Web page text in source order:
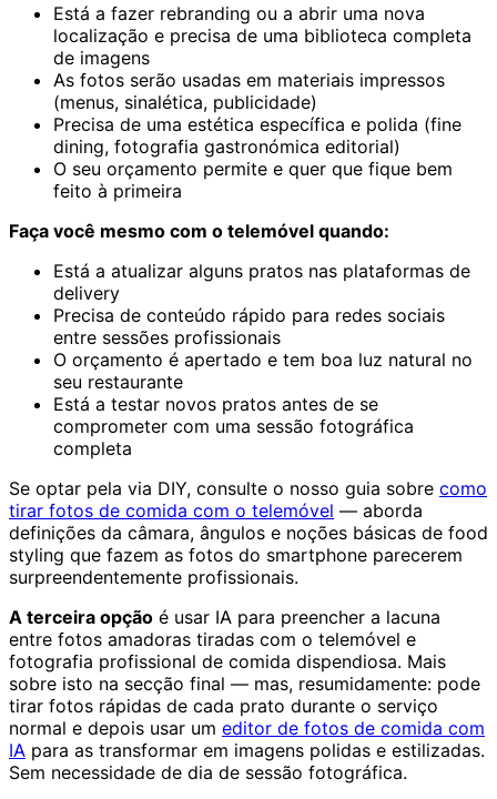
Está a fazer rebranding ou a abrir uma nova
localização e precisa de uma biblioteca completa
de imagens
As fotos serão usadas em materiais impressos
(menus, sinalética, publicidade)
Precisa de uma estética específica e polida (fine
dining, fotografia gastronómica editorial)
O seu orçamento permite e quer que fique bem
feito à primeira
Faça você mesmo com o telemóvel quando:
Está a atualizar alguns pratos nas plataformas de
delivery
Precisa de conteúdo rápido para redes sociais
entre sessões profissionais
O orçamento é apertado e tem boa luz natural no
seu restaurante
Está a testar novos pratos antes de se
comprometer com uma sessão fotográfica
completa
Se optar pela via DIY, consulte o nosso guia sobre como
tirar fotos de comida com o telemóvel — aborda
definições da câmara, ângulos e noções básicas de food
styling que fazem as fotos do smartphone parecerem
surpreendentemente profissionais.
A terceira opção é usar IA para preencher a lacuna
entre fotos amadoras tiradas com o telemóvel e
fotografia profissional de comida dispendiosa. Mais
sobre isto na secção final — mas, resumidamente: pode
tirar fotos rápidas de cada prato durante o serviço
normal e depois usar um editor de fotos de comida com
IA para as transformar em imagens polidas e estilizadas.
Sem necessidade de dia de sessão fotográfica.